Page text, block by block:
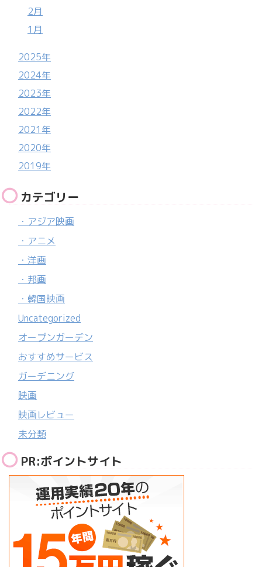
2月
1月
2025年
2024年
2023年
2022年
2021年
2020年
2019年
カテゴリー
・アジア映画
・アニメ
・洋画
・邦画
・韓国映画
Uncategorized
オープンガーデン
おすすめサービス
ガーデニング
映画
映画レビュー
未分類
PR:ポイントサイト